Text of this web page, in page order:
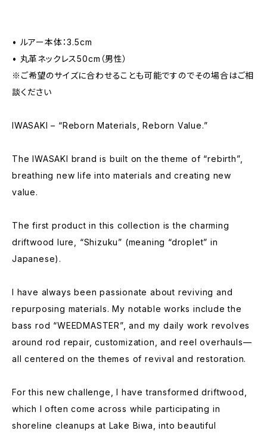
• ルアー本体：3.5cm
• 丸革ネックレス50cm（男性）
※ご希望のサイズに合わせることも可能ですのでその場合はご相
談ください
IWASAKI – “Reborn Materials, Reborn Value.”
The IWASAKI brand is built on the theme of “rebirth”,
breathing new life into materials and creating new
value.
The first product in this collection is the charming
driftwood lure, “Shizuku” (meaning “droplet” in
Japanese).
I have always been passionate about reviving and
repurposing materials. My notable works include the
bass rod “WEEDMASTER”, and my daily work revolves
around rod repair, customization, and reel overhauls—
all centered on the themes of revival and restoration.
For this new challenge, I have transformed driftwood,
which I often come across while participating in
shoreline cleanups at Lake Biwa, into beautiful